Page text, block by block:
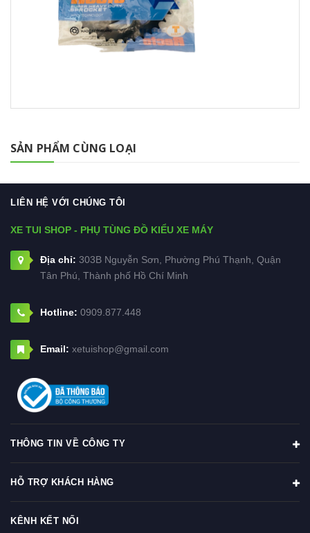
SẢN PHẨM CÙNG LOẠI
LIÊN HỆ VỚI CHÚNG TÔI
XE TUI SHOP - PHỤ TÙNG ĐỒ KIỂU XE MÁY
Địa chỉ: 303B Nguyễn Sơn, Phường Phú Thạnh, Quận
Tân Phú, Thành phố Hồ Chí Minh
Hotline: 0909.877.448
Email: xetuishop@gmail.com
THÔNG TIN VỀ CÔNG TY
HỖ TRỢ KHÁCH HÀNG
KÊNH KẾT NỐI